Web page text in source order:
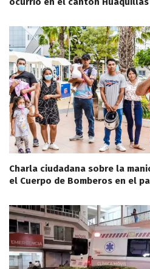
Charla ciudadana sobre la
el Cuerpo de Bomberos en el